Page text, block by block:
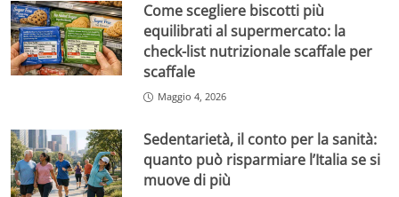
Come scegliere biscotti più
equilibrati al supermercato: la
check-list nutrizionale scaffale per
scaffale
Maggio 4, 2026
Sedentarietà, il conto per la sanità:
quanto può risparmiare l’Italia se si
muove di più